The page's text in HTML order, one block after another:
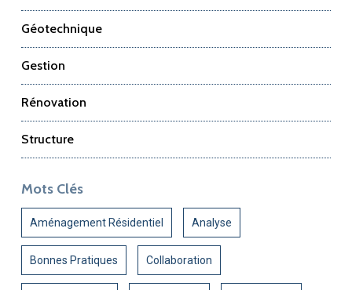
Géotechnique
Gestion
Rénovation
Structure
Mots Clés
Aménagement Résidentiel Analyse
Bonnes Pratiques Collaboration